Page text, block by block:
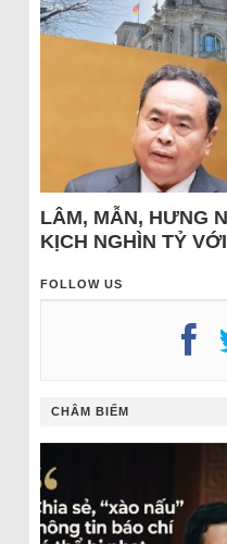
LÂM, MẪN, HƯNG
KỊCH NGHÌN TỶ
FOLLOW US
CHÂM BIẾM